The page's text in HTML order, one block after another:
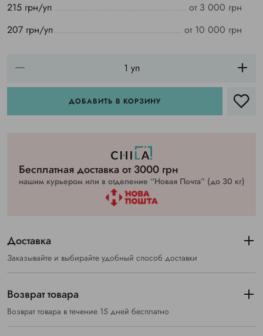
215 грн/уп
от 3 000 грн
207 грн/уп
от 10 000 грн
ДОБАВИТЬ В КОРЗИНУ
Бесплатная доставка от 3000 грн
нашим курьером или в отделение “Новая Почта” (до 30 кг)
Доставка
Заказывайте и выбирайте удобный способ доставки
Возврат товара
Возврат товара в течение 15 дней бесплатно